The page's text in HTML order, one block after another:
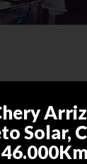
Solar,